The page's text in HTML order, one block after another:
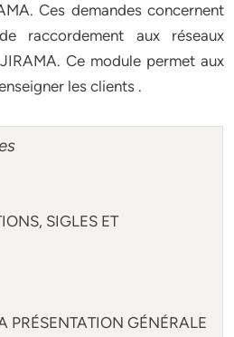
Ces demandes concernent
raccordement aux réseaux
Ce module permet aux
les clients .
SIGLES ET
PRÉSENTATION GÉNÉRALE